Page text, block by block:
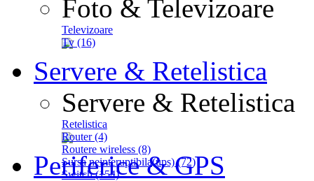
Foto & Televizoare
Televizoare
Tv (16)
Servere & Retelistica
Servere & Retelistica
Retelistica
Router (4)
Routere wireless (8)
Sursa neinteruptibila(ups) (72)
Switch (154)
Periferice & GPS